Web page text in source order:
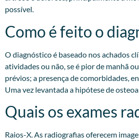
possível.
Como é feito o
O diagnóstico é baseado nos achados
atividades ou não, se é pior de manhã
prévios; a presença de comorbidades,
Uma vez levantada a hipótese de
Quais os exames
Raios-X. As radiografias oferecem